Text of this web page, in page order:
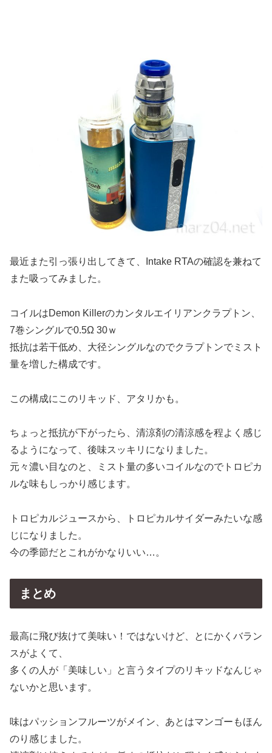
最近また引っ張り出してきて、Intake RTAの確認を兼ねて
また吸ってみました。
コイルはDemon Killerのカンタルエイリアンクラプトン、
7巻シングルで0.5Ω 30ｗ
抵抗は若干低め、大径シングルなのでクラプトンでミスト
量を増した構成です。
この構成にこのリキッド、アタリかも。
ちょっと抵抗が下がったら、清涼剤の清涼感を程よく感じ
るようになって、後味スッキリになりました。
元々濃い目なのと、ミスト量の多いコイルなのでトロピカ
ルな味もしっかり感じます。
トロピカルジュースから、トロピカルサイダーみたいな感
じになりました。
今の季節だとこれがかなりいい…。
まとめ
最高に飛び抜けて美味い！ではないけど、とにかくバラン
スがよくて、
多くの人が「美味しい」と言うタイプのリキッドなんじゃ
ないかと思います。
味はパッションフルーツがメイン、あとはマンゴーもほん
のり感じました。